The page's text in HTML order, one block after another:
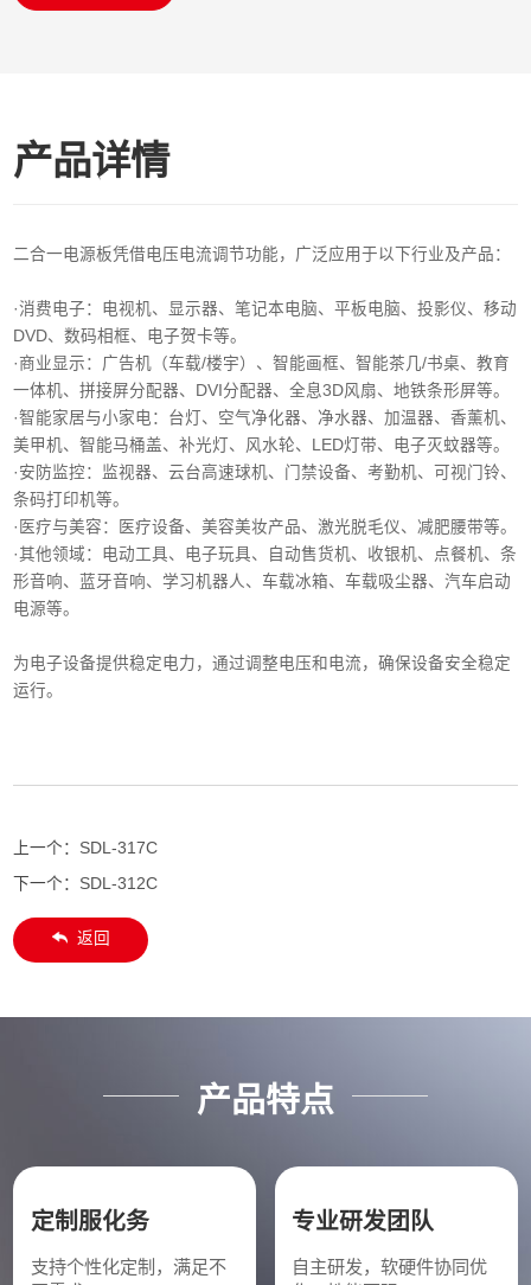
产品详情
二合一电源板凭借电压电流调节功能，广泛应用于以下行业及产品：
·消费电子‌：电视机、显示器、笔记本电脑、平板电脑、投影仪、移动
DVD、数码相框、电子贺卡等。
·商业显示‌：广告机（车载/楼宇）、智能画框、智能茶几/书桌、教育
一体机、拼接屏分配器、DVI分配器、全息3D风扇、地铁条形屏等。
·智能家居与小家电‌：台灯、空气净化器、净水器、加温器、香薰机、
美甲机、智能马桶盖、补光灯、风水轮、LED灯带、电子灭蚊器等。
‌·安防监控‌：监视器、云台高速球机、门禁设备、考勤机、可视门铃、
条码打印机等。
·医疗与美容‌：医疗设备、美容美妆产品、激光脱毛仪、减肥腰带等。
‌·其他领域‌：电动工具、电子玩具、自动售货机、收银机、点餐机、条
形音响、蓝牙音响、学习机器人、车载冰箱、车载吸尘器、汽车启动
电源等。
为电子设备提供稳定电力，通过调整电压和电流，确保设备安全稳定
运行。
上一个： SDL-317C
下一个： SDL-312C
返回
产品特点
定制服化务
支持个性化定制，满足不
专业研发团队
自主研发，软硬件协同优